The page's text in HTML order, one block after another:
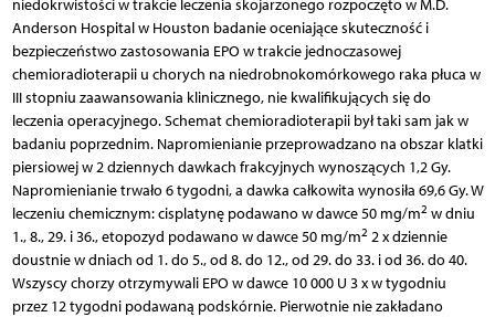
niedokrwistości w trakcie leczenia skojarzonego rozpoczęto w M.D.
Anderson Hospital w Houston badanie oceniające skuteczność i
bezpieczeństwo zastosowania EPO w trakcie jednoczasowej
chemioradioterapii u chorych na niedrobnokomórkowego raka płuca w
III stopniu zaawansowania klinicznego, nie kwalifikujących się do
leczenia operacyjnego. Schemat chemioradioterapii był taki sam jak w
badaniu poprzednim. Napromienianie przeprowadzano na obszar klatki
piersiowej w 2 dziennych dawkach frakcyjnych wynoszących 1,2 Gy.
Napromienianie trwało 6 tygodni, a dawka całkowita wynosiła 69,6 Gy. W
leczeniu chemicznym: cisplatynę podawano w dawce 50 mg/m2 w dniu
1., 8., 29. i 36., etopozyd podawano w dawce 50 mg/m2 2 x dziennie
doustnie w dniach od 1. do 5., od 8. do 12., od 29. do 33. i od 36. do 40.
Wszyscy chorzy otrzymywali EPO w dawce 10 000 U 3 x w tygodniu
przez 12 tygodni podawaną podskórnie. Pierwotnie nie zakładano